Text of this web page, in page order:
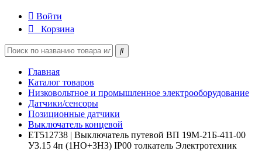
Войти
Корзина
Главная
Каталог товаров
Низковольтное и промышленное электрооборудование
Датчики/сенсоры
Позиционные датчики
Выключатель концевой
ET512738 | Выключатель путевой ВП 19М-21Б-411-00
У3.15 4п (1НО+3НЗ) IP00 толкатель Электротехник